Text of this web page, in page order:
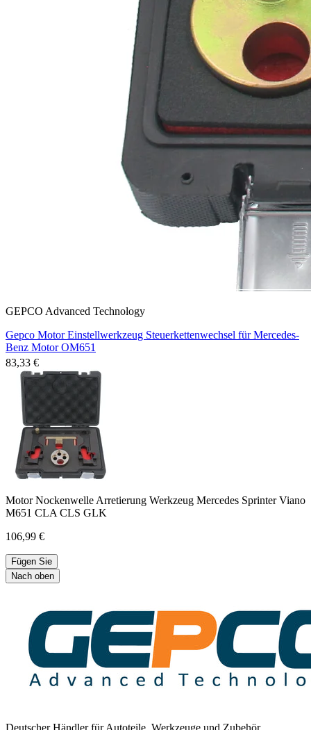
GEPCO Advanced Technology
Gepco Motor Einstellwerkzeug Steuerkettenwechsel für Mercedes-
Benz Motor OM651
83,33 €
Motor Nockenwelle Arretierung Werkzeug Mercedes Sprinter Viano
M651 CLA CLS GLK
106,99 €
Fügen Sie
Nach oben
Deutscher Händler für Autoteile, Werkzeuge und Zubehör.